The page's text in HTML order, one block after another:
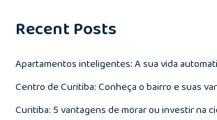
Recent Posts
Apartamentos inteligentes: A sua vida
Centro de Curitiba: Conheça o bairro e suas
Curitiba: 5 vantagens de morar ou investir na